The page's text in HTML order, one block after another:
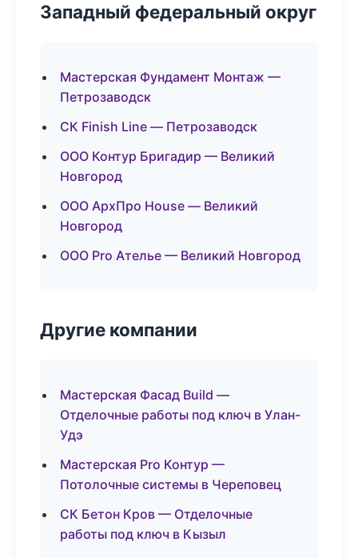
Западный федеральный округ
Мастерская Фундамент Монтаж —
Петрозаводск
СК Finish Line — Петрозаводск
ООО Контур Бригадир — Великий
Новгород
ООО АрхПро House — Великий
Новгород
ООО Pro Ателье — Великий Новгород
Другие компании
Мастерская Фасад Build —
Отделочные работы под ключ в Улан-
Удэ
Мастерская Pro Контур —
Потолочные системы в Череповец
СК Бетон Кров — Отделочные
работы под ключ в Кызыл